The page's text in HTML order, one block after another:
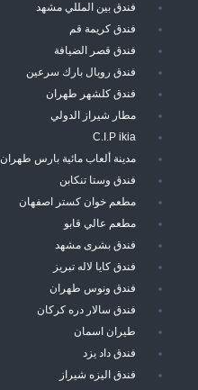
فندق بين المللي مشهد
فندق كريمة قم
فندق قصر الضيافة
فندق رويال بارك سرعين
فندق كلشهر طهران
مطار شيراز الدولي
C.I.P ikia
مدينة ألعاب مائية بارس طهران
فندق وستا تنكابن
مطعم خوان كستر اصفهان
مطعم عالي قابو
فندق بشرى مشهد
فندق كايا لاله تبريز
فندق ونوس طهران
فندق سالار دره كركان
طيران اسمان
فندق داد يزد
فندق اليزه شيراز